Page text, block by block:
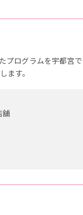
プログラムを宇都宮
ます。
舗